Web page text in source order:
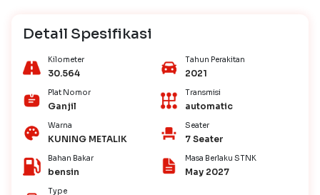
Detail Spesifikasi
Kilometer
30.564
Tahun Perakitan
2021
Plat Nomor
Ganjil
Transmisi
automatic
Warna
KUNING METALIK
Seater
7 Seater
Bahan Bakar
bensin
Masa Berlaku STNK
May 2027
Type